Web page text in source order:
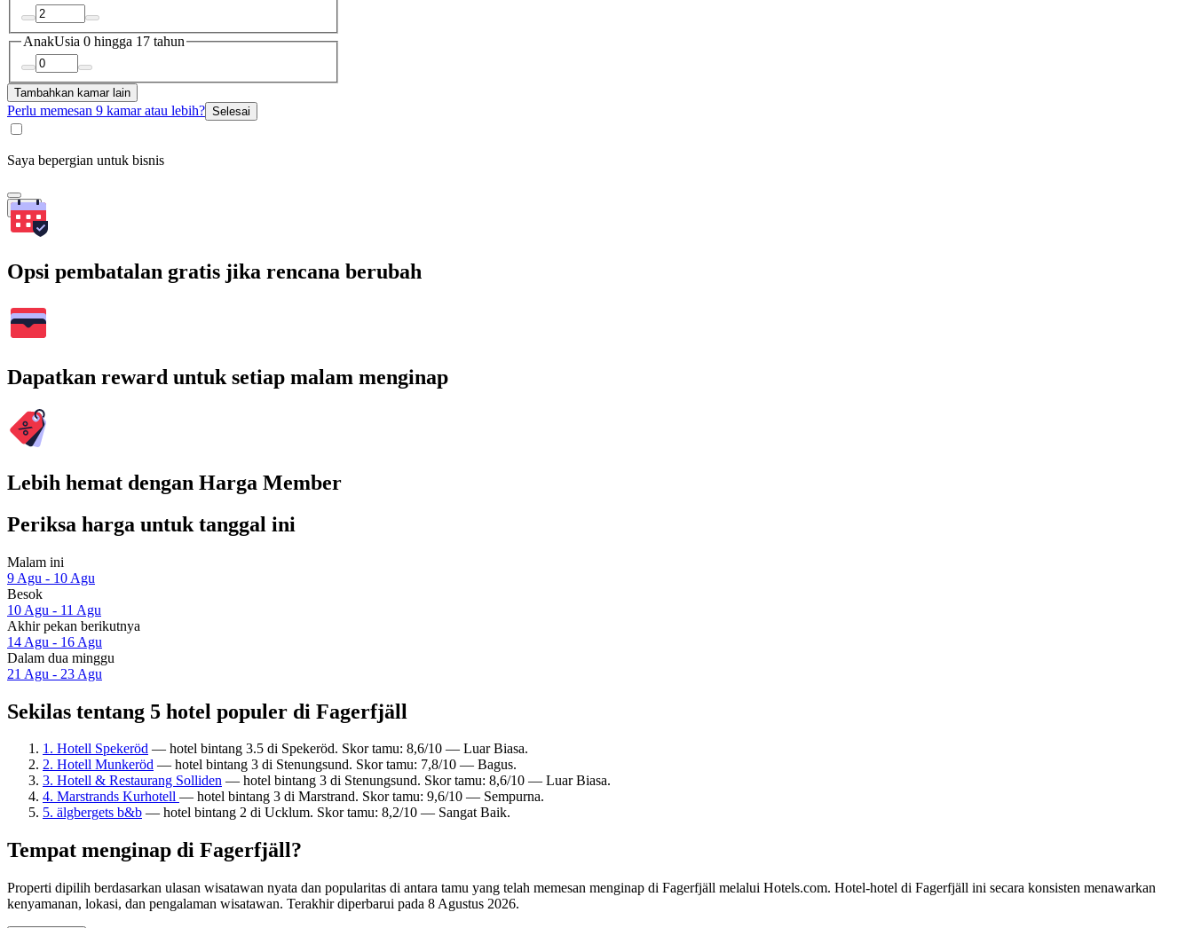
AnakUsia 0 hingga 17 tahun
Tambahkan kamar lain
Perlu memesan 9 kamar atau lebih? Selesai
Saya bepergian untuk bisnis
Cari
Opsi pembatalan gratis jika rencana berubah
Dapatkan reward untuk setiap malam menginap
Lebih hemat dengan Harga Member
Periksa harga untuk tanggal ini
Malam ini
9 Agu - 10 Agu
Besok
10 Agu - 11 Agu
Akhir pekan berikutnya
14 Agu - 16 Agu
Dalam dua minggu
21 Agu - 23 Agu
Sekilas tentang 5 hotel populer di Fagerfjäll
1. Hotell Spekeröd — hotel bintang 3.5 di Spekeröd. Skor tamu: 8,6/10 — Luar Biasa.
2. Hotell Munkeröd — hotel bintang 3 di Stenungsund. Skor tamu: 7,8/10 — Bagus.
3. Hotell & Restaurang Solliden — hotel bintang 3 di Stenungsund. Skor tamu: 8,6/10 — Luar Biasa.
4. Marstrands Kurhotell — hotel bintang 3 di Marstrand. Skor tamu: 9,6/10 — Sempurna.
5. älgbergets b&b — hotel bintang 2 di Ucklum. Skor tamu: 8,2/10 — Sangat Baik.
Tempat menginap di Fagerfjäll?
Properti dipilih berdasarkan ulasan wisatawan nyata dan popularitas di antara tamu yang telah memesan menginap di Fagerfjäll melalui Hotels.com. Hotel-hotel di Fagerfjäll ini secara konsisten menawarkan
kenyamanan, lokasi, dan pengalaman wisatawan. Terakhir diperbarui pada 8 Agustus 2026.